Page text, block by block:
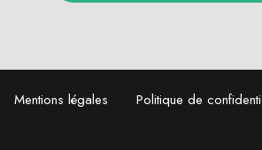
Mentions légales Politique de